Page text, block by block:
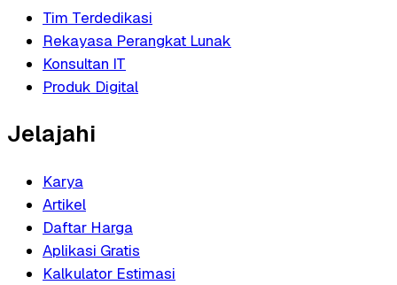
Tim Terdedikasi
Rekayasa Perangkat Lunak
Konsultan IT
Produk Digital
Jelajahi
Karya
Artikel
Daftar Harga
Aplikasi Gratis
Kalkulator Estimasi